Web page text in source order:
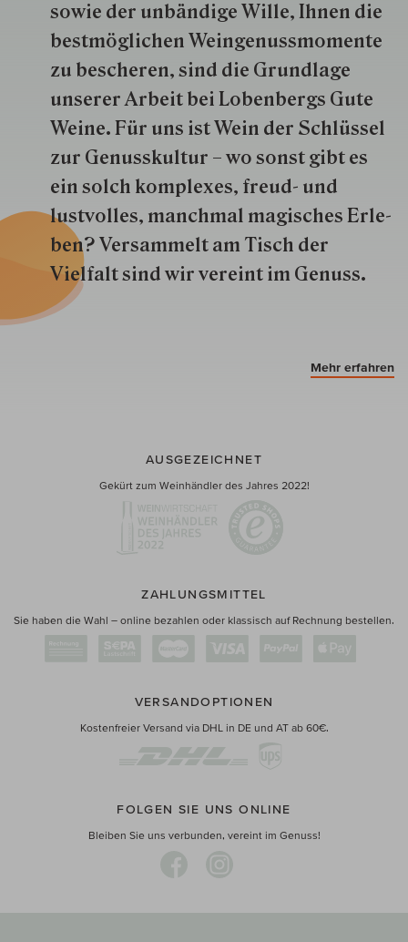
so­wie der un­bän­dige Wille, Ihnen die
best­mög­lich­en Wein­genuss­momente
zu besche­ren, sind die Grund­lage
unserer Arbeit bei Lobenbergs Gute
Weine. Für uns ist Wein der Schlüs­sel
zur Genuss­kultur – wo sonst gibt es
ein solch kom­plexes, freud- und
lustvolles, manchmal ma­gisch­es Er­le­
ben? Versammelt am Tisch der
Vielfalt sind wir ver­eint im Genuss.
Mehr erfahren
AUSGEZEICHNET
Gekürt zum Weinhändler des Jahres 2022!
ZAHLUNGSMITTEL
Sie haben die Wahl – online bezahlen oder klassisch auf Rechnung bestellen.
VERSANDOPTIONEN
Kostenfreier Versand via DHL in DE und AT ab 60€.
FOLGEN SIE UNS ONLINE
Bleiben Sie uns verbunden, vereint im Genuss!